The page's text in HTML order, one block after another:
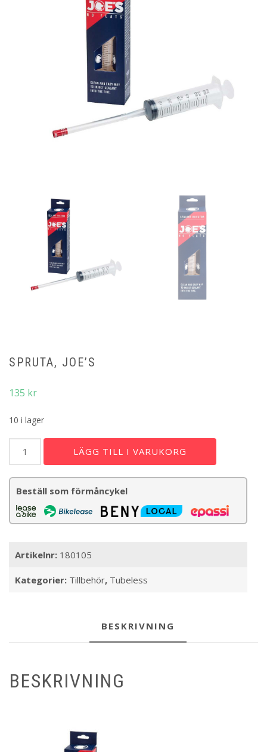
SPRUTA, JOE’S
135 kr
10 i lager
JOE'S
LÄGG TILL I VARUKORG
Beställ som förmåncykel
Artikelnr: 180105
Kategorier: Tillbehör, Tubeless
BESKRIVNING
BESKRIVNING